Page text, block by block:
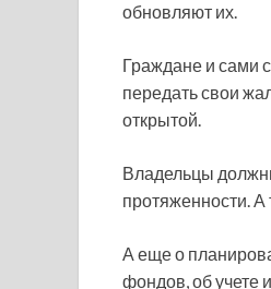
обновляют их.
Граждане и сами
передать свои
открытой.
Владельцы
протяженности. А
А еще о
фондов, об учете